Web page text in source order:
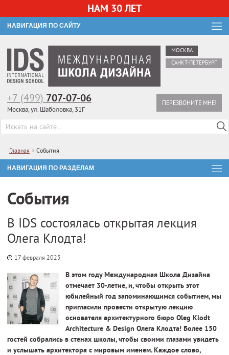
НАМ 30 ЛЕТ
НАВИГАЦИЯ ПО САЙТУ
МОСКВА
САНКТ-ПЕТЕРБУРГ
ПЕРЕЗВОНИТЕ МНЕ!
+7 (499) 707-07-06
Москва, ул. Шаболовка, 31Г
Главная > События
События
В IDS состоялась открытая лекция
Олега Клодта!
17 февраля 2025
В этом году Международная Школа Дизайна
отмечает 30-летие, и, чтобы открыть этот
юбилейный год запоминающимся событием, мы
пригласили провести открытую лекцию
основателя архитектурного бюро Oleg Klodt
Architecture & Design Олега Клодта! Более 150
гостей собрались в стенах школы, чтобы своими глазами увидеть
и услышать архитектора с мировым именем. Каждое слово,
НАВИГАЦИЯ ПО РАЗДЕЛАМ